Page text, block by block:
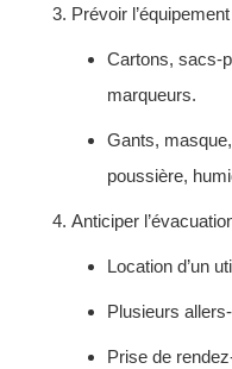
Prévoir
Cartons, sacs-
marqueurs.
Gants,
poussière,
Anticiper
Location d’un
Plusieurs
Prise de